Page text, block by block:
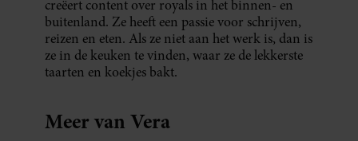
creëert content over royals in het binnen- en
buitenland. Ze heeft een passie voor schrijven,
reizen en eten. Als ze niet aan het werk is, dan is
ze in de keuken te vinden, waar ze de lekkerste
taarten en koekjes bakt.
Meer van Vera